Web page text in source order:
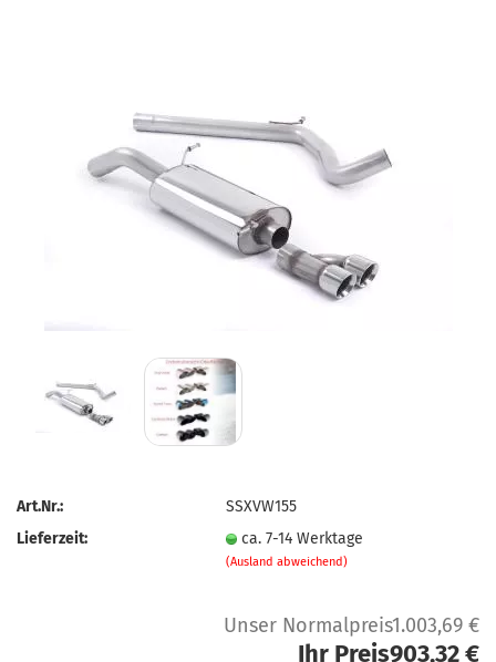
Art.Nr.:
SSXVW155
Lieferzeit:
ca. 7-14 Werktage
(Ausland abweichend)
Unser Normalpreis1.003,69 €
Ihr Preis903,32 €